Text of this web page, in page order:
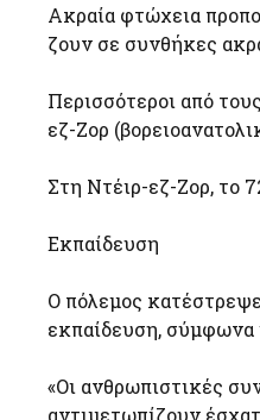
Ακραία φτώχεια
ζουν σε συνθήκες
Περισσότεροι από
εζ-Ζορ
Στη Ντέιρ-εζ-Ζορ, το
Εκπαίδευση
Ο πόλεμος
εκπαίδευση,
«Οι ανθρωπιστικές
αντιμετωπίζουν